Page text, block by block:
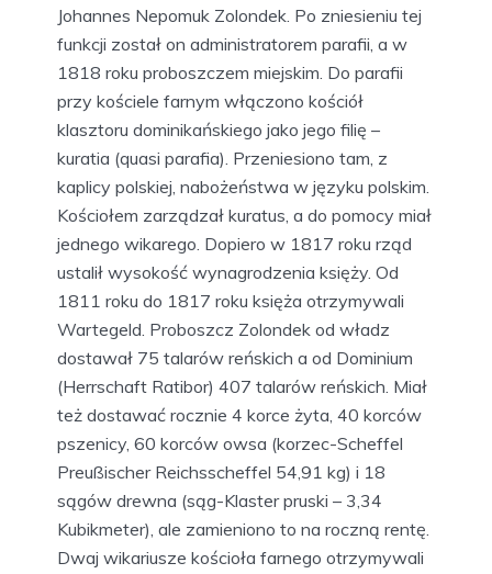
Johannes Nepomuk Zolondek. Po zniesieniu tej
funkcji został on administratorem parafii, a w
1818 roku proboszczem miejskim. Do parafii
przy kościele farnym włączono kościół
klasztoru dominikańskiego jako jego filię –
kuratia (quasi parafia). Przeniesiono tam, z
kaplicy polskiej, nabożeństwa w języku polskim.
Kościołem zarządzał kuratus, a do pomocy miał
jednego wikarego. Dopiero w 1817 roku rząd
ustalił wysokość wynagrodzenia księży. Od
1811 roku do 1817 roku księża otrzymywali
Wartegeld. Proboszcz Zolondek od władz
dostawał 75 talarów reńskich a od Dominium
(Herrschaft Ratibor) 407 talarów reńskich. Miał
też dostawać rocznie 4 korce żyta, 40 korców
pszenicy, 60 korców owsa (korzec-Scheffel
Preußischer Reichsscheffel 54,91 kg) i 18
sągów drewna (sąg-Klaster pruski – 3,34
Kubikmeter), ale zamieniono to na roczną rentę.
Dwaj wikariusze kościoła farnego otrzymywali